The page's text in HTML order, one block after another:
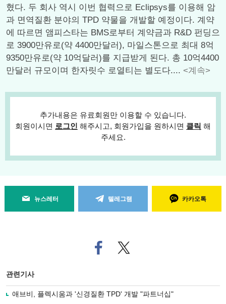
혔다. 두 회사 역시 이번 협력으로 Eclipsys를 이용해 암
과 면역질환 분야의 TPD 약물을 개발할 예정이다. 계약
에 따르면 앰피스타는 BMS로부터 계약금과 R&D 펀딩으
로 3900만유로(약 4400만달러), 마일스톤으로 최대 8억
9350만유로(약 10억달러)를 지급받게 된다. 총 10억4400
만달러 규모이며 한자릿수 로열티는 별도다.... <계속>
추가내용은 유료회원만 이용할 수 있습니다.
회원이시면 로그인 해주시고, 회원가입을 원하시면 클릭 해
주세요.
뉴스레터 텔레그램 카카오톡
페
이
로
기
트위
터로
관련기사
애브비, 플렉시움과 '신경질환 TPD' 개발 "파트너십"